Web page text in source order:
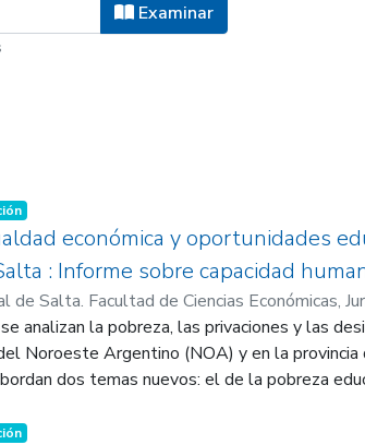
Examinar
económica y oportunidades
: Informe sobre capacidad
de Salta. Facultad de Ciencias Económicas,
de Ciencias Económicas, Jurídicas y
(IELDE);Paz, Jorge Augusto
analizan la pobreza, las privaciones y las
Noroeste Argentino (NOA) y en la
dos temas nuevos: el de la pobreza
al informe anterior. En ese período la